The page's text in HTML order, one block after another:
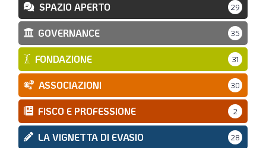
SPAZIO APERTO 29
GOVERNANCE 35
FONDAZIONE 31
ASSOCIAZIONI 30
FISCO E PROFESSIONE 2
LA VIGNETTA DI EVASIO 28